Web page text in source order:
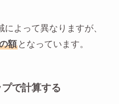
よって異なりますが、
額となっています。
で計算する